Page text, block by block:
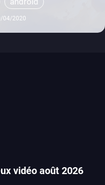
04/2020
vidéo août 2026